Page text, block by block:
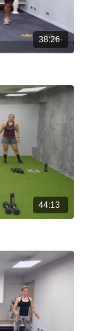
38:26
44:13